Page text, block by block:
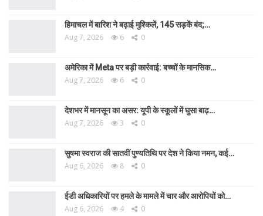
हिमाचल में बारिश ने बढ़ाई मुश्किलें, 145 सड़कें बंद;…
Aug 7, 2026 6 0
अमेरिका में Meta पर बड़ी कार्रवाई: बच्चों के मानसिक…
Aug 7, 2026 6 0
देशभर में मानसून का असर: यूपी के स्कूलों में घुसा बाढ़…
Aug 7, 2026 3 0
सुषमा स्वराज की सातवीं पुण्यतिथि पर देश ने किया नमन, कई…
Aug 6, 2026 8 0
ईडी अधिकारियों पर हमले के मामले में चार और आरोपियों को…
Aug 6, 2026 4 0